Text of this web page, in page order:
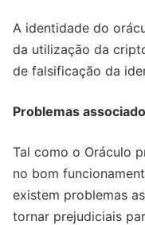
A identidade do
da utilização da
de falsificação da
Problemas
Tal como o Oráculo
no bom
existem problemas
tornar prejudiciais